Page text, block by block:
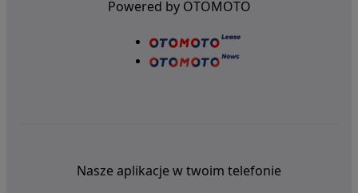
Powered by OTOMOTO
Nasze aplikacje w twoim telefonie